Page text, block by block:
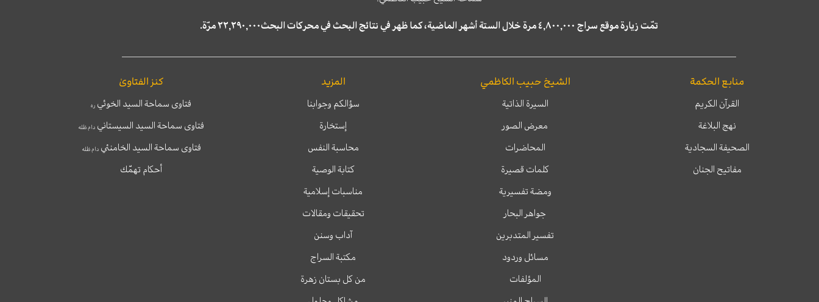
تمّت زيارة موقع سراج ٤,٨٠٠,٠٠٠ مرة خلال الستة أشهر الماضية، كما ظهر في نتائج البحث في محركات البحث٢٢,٢٩٠,٠٠٠ مرّة.
منابع الحكمة
القرآن الكريم
نهج البلاغة
الصحيفة السجادية
مفاتيح الجنان
الشيخ حبيب الكاظمي
السيرة الذاتية
معرض الصور
المحاضرات
كلمات قصيرة
ومضة تفسيرية
جواهر البحار
تفسير المتدبرين
مسائل وردود
المؤلفات
المزيد
سؤالكم وجوابنا
إستخارة
محاسبة النفس
كتابة الوصية
مناسبات إسلامية
تحقيقات ومقالات
آداب وسنن
مكتبة السراج
من كل بستان زهرة
كنز الفتاوىٰ
فتاوى سماحة السيد الخوئي ره
فتاوى سماحة السيد السيستاني دام ظله
فتاوى سماحة السيد الخامنئيدام ظله
أحكام تهمّك